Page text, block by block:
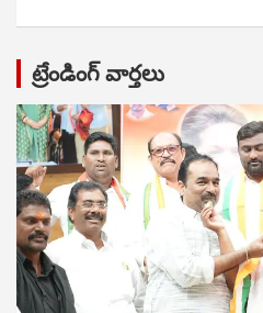
ట్రేండింగ్ వార్తలు